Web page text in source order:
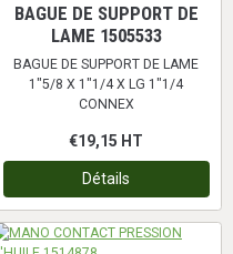
BAGUE DE SUPPORT DE
LAME 1505533
BAGUE DE SUPPORT DE LAME
1"5/8 X 1"1/4 X LG 1"1/4
CONNEX
€19,15 HT
Détails